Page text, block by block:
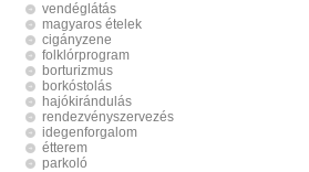
vendéglátás
magyaros ételek
cigányzene
folklórprogram
borturizmus
borkóstolás
hajókirándulás
rendezvényszervezés
idegenforgalom
étterem
parkoló